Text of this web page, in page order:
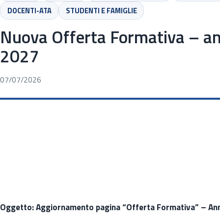
DOCENTI-ATA STUDENTI E FAMIGLIE
Nuova Offerta Formativa –
2027
07/07/2026
Oggetto: Aggiornamento pagina “Offerta Formativa” –